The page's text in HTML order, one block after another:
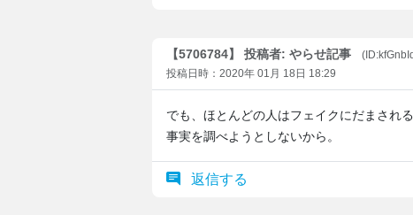
【5706784】 投稿者: やらせ記事
投稿日時：2020年 01月 18日 18:29
でも、ほとんどの人はフェイクにだまされる
事実を調べようとしないから。
返信する